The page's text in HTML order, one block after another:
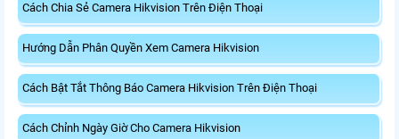
Cách Chia Sẻ Camera Hikvision Trên Điện Thoại
Hướng Dẫn Phân Quyền Xem Camera Hikvision
Cách Bật Tắt Thông Báo Camera Hikvision Trên Điện Thoại
Cách Chỉnh Ngày Giờ Cho Camera Hikvision